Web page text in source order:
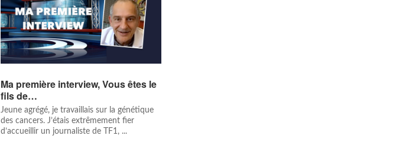
Ma première interview, Vous êtes le
fils de…
Jeune agrégé, je travaillais sur la génétique
des cancers. J’étais extrêmement fier
d’accueillir un journaliste de TF1, ...